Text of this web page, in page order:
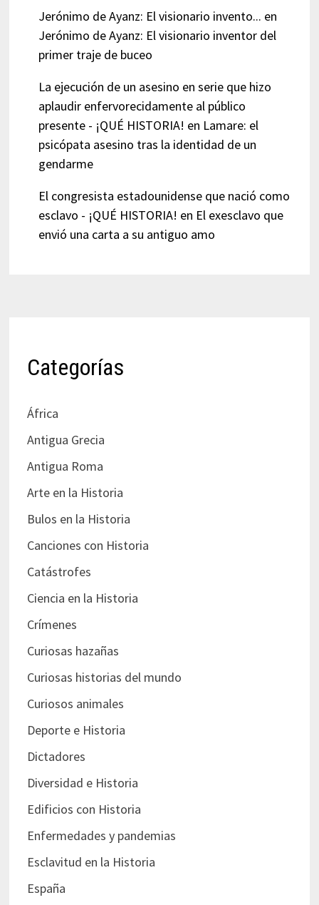
Jerónimo de Ayanz: El visionario invento... en
Jerónimo de Ayanz: El visionario inventor del
primer traje de buceo
La ejecución de un asesino en serie que hizo
aplaudir enfervorecidamente al público
presente - ¡QUÉ HISTORIA! en Lamare: el
psicópata asesino tras la identidad de un
gendarme
El congresista estadounidense que nació como
esclavo - ¡QUÉ HISTORIA! en El exesclavo que
envió una carta a su antiguo amo
Categorías
África
Antigua Grecia
Antigua Roma
Arte en la Historia
Bulos en la Historia
Canciones con Historia
Catástrofes
Ciencia en la Historia
Crímenes
Curiosas hazañas
Curiosas historias del mundo
Curiosos animales
Deporte e Historia
Dictadores
Diversidad e Historia
Edificios con Historia
Enfermedades y pandemias
Esclavitud en la Historia
España